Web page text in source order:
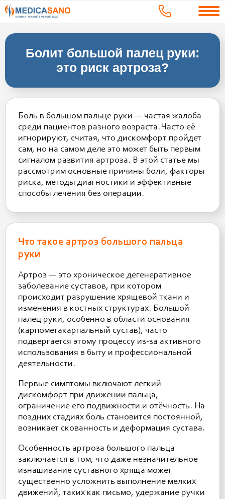
Болит большой палец руки:
это риск артроза?
Боль в большом пальце руки — частая жалоба
среди пациентов разного возраста. Часто её
игнорируют, считая, что дискомфорт пройдет
сам, но на самом деле это может быть первым
сигналом развития артроза. В этой статье мы
рассмотрим основные причины боли, факторы
риска, методы диагностики и эффективные
способы лечения без операции.
Что такое артроз большого пальца
руки
Артроз — это хроническое дегенеративное
заболевание суставов, при котором
происходит разрушение хрящевой ткани и
изменения в костных структурах. Большой
палец руки, особенно в области основания
(карпометакарпальный сустав), часто
подвергается этому процессу из-за активного
использования в быту и профессиональной
деятельности.
Первые симптомы включают легкий
дискомфорт при движении пальца,
ограничение его подвижности и отёчность. На
поздних стадиях боль становится постоянной,
возникает скованность и деформация сустава.
Особенность артроза большого пальца
заключается в том, что даже незначительное
изнашивание суставного хряща может
существенно усложнить выполнение мелких
движений, таких как письмо, удержание ручки